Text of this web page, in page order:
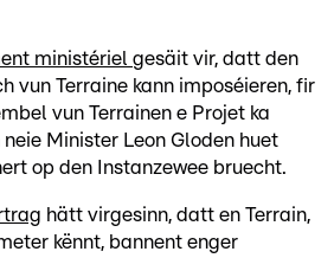
ministériel gesäit vir, datt den
vun Terraine kann imposéieren, fir
vun Terrainen e Projet ka
Minister Leon Gloden huet
op den Instanzewee bruecht.
hätt virgesinn, datt en Terrain,
kënnt, bannent enger